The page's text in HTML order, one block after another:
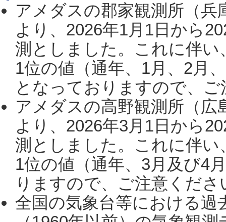
アメダスの郡家観測所（
より、2026年1月1日から
測としました。これに伴い
1位の値（通年、1月、2月
となっておりますので、
アメダスの高野観測所（
より、2026年3月1日から
測としました。これに伴い
1位の値（通年、3月及び4
りますので、ご注意くだ
全国の気象台等における過